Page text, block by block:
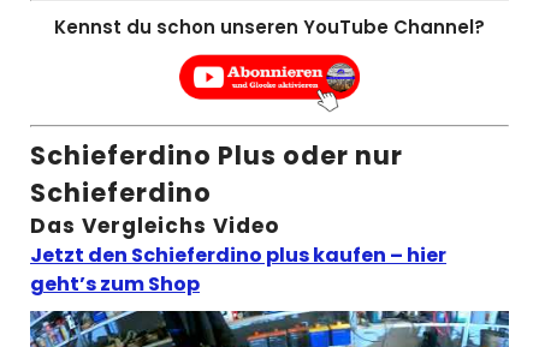
Kennst du schon unseren YouTube Channel?
Schieferdino Plus oder nur
Schieferdino
Das Vergleichs Video
Jetzt den Schieferdino plus kaufen – hier
geht’s zum Shop